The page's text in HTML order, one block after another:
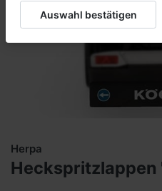
Herpa
Heckspritzlappen
Auswahl bestätigen